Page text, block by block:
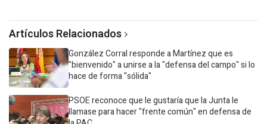
Artículos Relacionados
González Corral responde a Martínez que es
"bienvenido" a unirse a la "defensa del campo" si lo
hace de forma "sólida"
PSOE reconoce que le gustaría que la Junta le
llamase para hacer "frente común" en defensa de